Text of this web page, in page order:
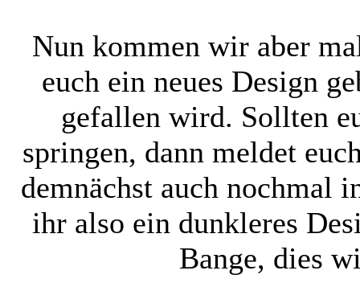
Nun kommen wir aber
euch ein neues Design
gefallen wird. Sollten
springen, dann meldet
demnächst auch nochmal
ihr also ein dunkleres
Bange, dies